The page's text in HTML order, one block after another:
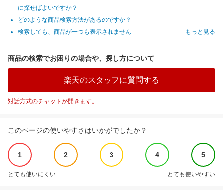
に探せばよいですか？
どのような商品検索方法があるのですか？
検索しても、商品が一つも表示されません
もっと見る
商品の検索でお困りの場合や、探し方について
楽天のスタッフに質問する
対話方式のチャットが開きます。
このページの使いやすさはいかがでしたか？
1 2 3 4 5
とても使いにくい とても使いやすい